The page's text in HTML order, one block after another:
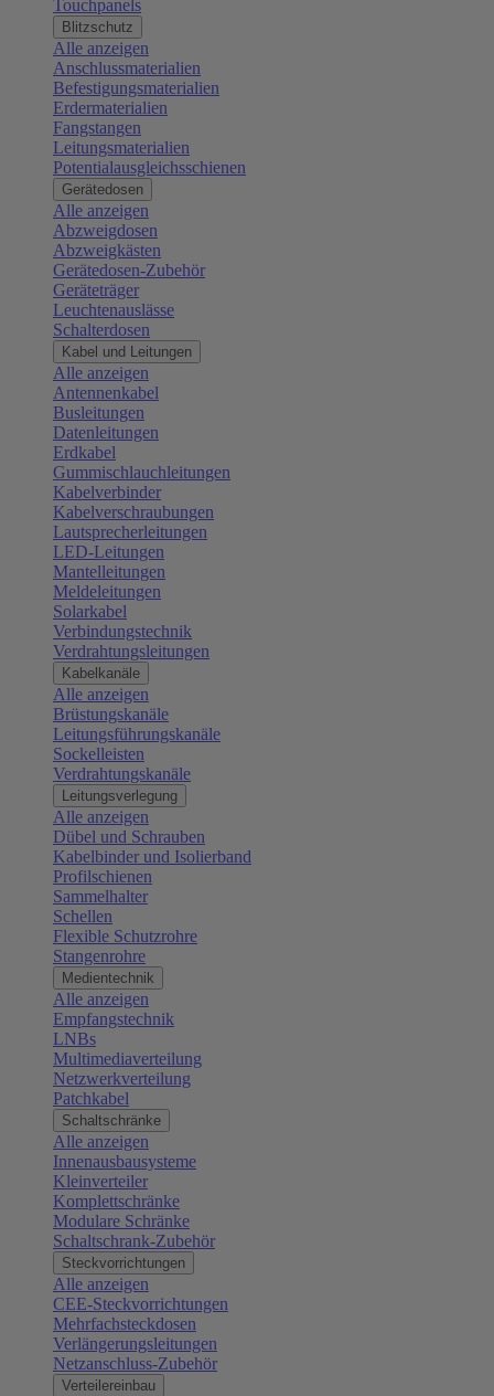
Touchpanels
Blitzschutz
Alle anzeigen
Anschlussmaterialien
Befestigungsmaterialien
Erdermaterialien
Fangstangen
Leitungsmaterialien
Potentialausgleichsschienen
Gerätedosen
Alle anzeigen
Abzweigdosen
Abzweigkästen
Gerätedosen-Zubehör
Geräteträger
Leuchtenauslässe
Schalterdosen
Kabel und Leitungen
Alle anzeigen
Antennenkabel
Busleitungen
Datenleitungen
Erdkabel
Gummischlauchleitungen
Kabelverbinder
Kabelverschraubungen
Lautsprecherleitungen
LED-Leitungen
Mantelleitungen
Meldeleitungen
Solarkabel
Verbindungstechnik
Verdrahtungsleitungen
Kabelkanäle
Alle anzeigen
Brüstungskanäle
Leitungsführungskanäle
Sockelleisten
Verdrahtungskanäle
Leitungsverlegung
Alle anzeigen
Dübel und Schrauben
Kabelbinder und Isolierband
Profilschienen
Sammelhalter
Schellen
Flexible Schutzrohre
Stangenrohre
Medientechnik
Alle anzeigen
Empfangstechnik
LNBs
Multimediaverteilung
Netzwerkverteilung
Patchkabel
Schaltschränke
Alle anzeigen
Innenausbausysteme
Kleinverteiler
Komplettschränke
Modulare Schränke
Schaltschrank-Zubehör
Steckvorrichtungen
Alle anzeigen
CEE-Steckvorrichtungen
Mehrfachsteckdosen
Verlängerungsleitungen
Netzanschluss-Zubehör
Verteilereinbau